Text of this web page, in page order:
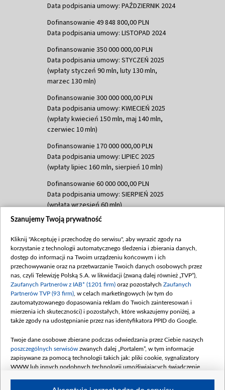
Data podpisania umowy: PAŹDZIERNIK 2024
Dofinansowanie 49 848 800,00 PLN
Data podpisania umowy: LISTOPAD 2024
Dofinansowanie 350 000 000,00 PLN
Data podpisania umowy: STYCZEŃ 2025
(wpłaty styczeń 90 mln, luty 130 mln,
marzec 130 mln)
Dofinansowanie 300 000 000,00 PLN
Data podpisania umowy: KWIECIEŃ 2025
(wpłaty kwiecień 150 mln, maj 140 mln,
czerwiec 10 mln)
Dofinansowanie 170 000 000,00 PLN
Data podpisania umowy: LIPIEC 2025
(wpłaty lipiec 160 mln, sierpień 10 mln)
Dofinansowanie 60 000 000,00 PLN
Data podpisania umowy: SIERPIEŃ 2025
(wpłata wrzesień 60 mln)
Dofinansowanie 635 783 051,21 PLN
(wpłata wrzesień 100 mln, październik 350
mln, listopad 265 mln)
Dofinansowanie 48 862 000,00 PLN
Data podpisania umowy: GRUDZIEŃ 2025
(wpłata grudzień 60,548 mln)
Dofinansowanie 900 000 000,00 PLN
Data podpisania umowy: LUTY 2026 (wpłata
kwiecień 180 mln, 7 maja 180 mln, 8
czerwca 90 mln)
Dofinansowanie 250 000 000,00 PLN
4 sierpnia 250 mln
Szanujemy Twoją prywatność
Kliknij "Akceptuję i przechodzę do serwisu", aby wyrazić zgody na
korzystanie z technologii automatycznego śledzenia i zbierania danych,
dostęp do informacji na Twoim urządzeniu końcowym i ich
przechowywanie oraz na przetwarzanie Twoich danych osobowych przez
nas, czyli Telewizję Polską S.A. w likwidacji (zwaną dalej również „TVP”),
Zaufanych Partnerów z IAB* (1201 firm) oraz pozostałych Zaufanych
Partnerów TVP (93 firm) , w celach marketingowych (w tym do
zautomatyzowanego dopasowania reklam do Twoich zainteresowań i
mierzenia ich skuteczności) i pozostałych, które wskazujemy poniżej, a
także zgody na udostępnianie przez nas identyfikatora PPID do Google.
Twoje dane osobowe zbierane podczas odwiedzania przez Ciebie naszych
poszczególnych serwisów zwanych dalej „Portalem”, w tym informacje
zapisywane za pomocą technologii takich jak: pliki cookie, sygnalizatory
WWW lub innych podobnych technologii umożliwiających świadczenie